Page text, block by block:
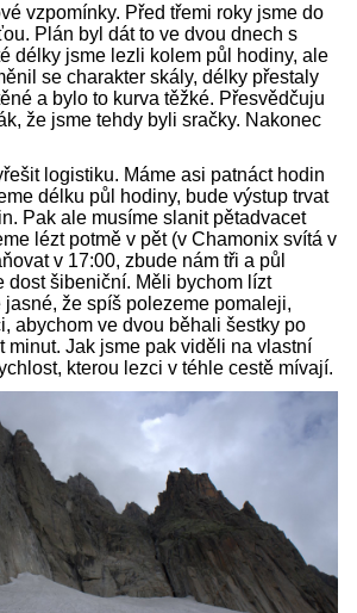
vzpomínky. Před třemi roky jsme do
Plán byl dát to ve dvou dnech s
délky jsme lezli kolem půl hodiny, ale
se charakter skály, délky přestaly
a bylo to kurva těžké. Přesvědčuju
že jsme tehdy byli sračky. Nakonec
logistiku. Máme asi patnáct hodin
délku půl hodiny, bude výstup trvat
Pak ale musíme slanit pětadvacet
lézt potmě v pět (v Chamonix svítá v
v 17:00, zbude nám tři a půl
dost šibeniční. Měli bychom lízt
že spíš polezeme pomaleji,
abychom ve dvou běhali šestky po
minut. Jak jsme pak viděli na vlastní
kterou lezci v téhle cestě mívají.